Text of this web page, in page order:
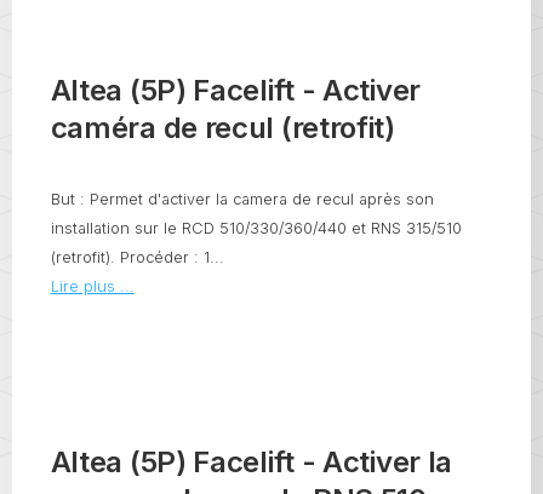
Altea (5P) Facelift - Activer
caméra de recul (retrofit)
But : Permet d'activer la camera de recul après son
installation sur le RCD 510/330/360/440 et RNS 315/510
(retrofit). Procéder : 1...
Lire plus ...
Altea (5P) Facelift - Activer la